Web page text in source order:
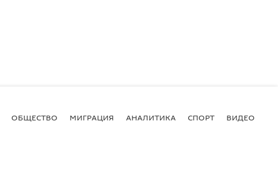
ОБЩЕСТВО МИГРАЦИЯ АНАЛИТИКА СПОРТ ВИДЕО